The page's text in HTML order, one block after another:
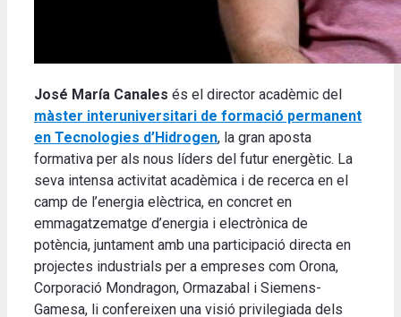
José María Canales és el director acadèmic del
màster interuniversitari de formació permanent
en Tecnologies d’Hidrogen, la gran aposta
formativa per als nous líders del futur energètic. La
seva intensa activitat acadèmica i de recerca en el
camp de l’energia elèctrica, en concret en
emmagatzematge d’energia i electrònica de
potència, juntament amb una participació directa en
projectes industrials per a empreses com Orona,
Corporació Mondragon, Ormazabal i Siemens-
Gamesa, li confereixen una visió privilegiada dels